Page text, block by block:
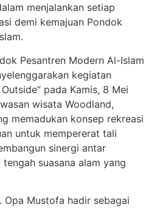
menjalankan setiap
demi kemajuan Pondok
Pesantren Modern Al-Islam
kegiatan
pada Kamis, 8 Mei
wisata Woodland,
memadukan konsep rekreasi
untuk mempererat tali
sinergi antar
suasana alam yang
Opa Mustofa hadir sebagai